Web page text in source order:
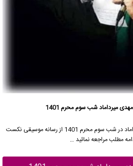
میرداماد شب سوم محرم 1401
در شب سوم محرم 1401 از رسانه موسیقی نکست
مطلب مراجعه نمائید …